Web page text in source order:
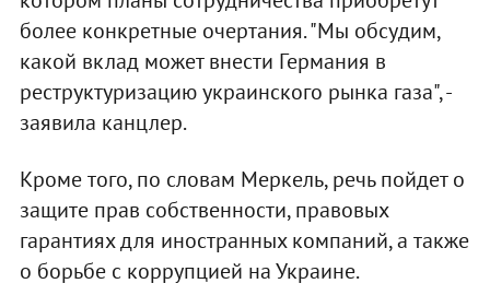
более конкретные очертания. "Мы обсудим,
какой вклад может внести Германия в
реструктуризацию украинского рынка газа", -
заявила канцлер.
Кроме того, по словам Меркель, речь пойдет о
защите прав собственности, правовых
гарантиях для иностранных компаний, а также
о борьбе с коррупцией на Украине.